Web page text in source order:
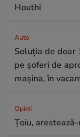
Houthi
Auto
Soluția de doar
pe șoferi de
mașina, în
Opinii
Țoiu,